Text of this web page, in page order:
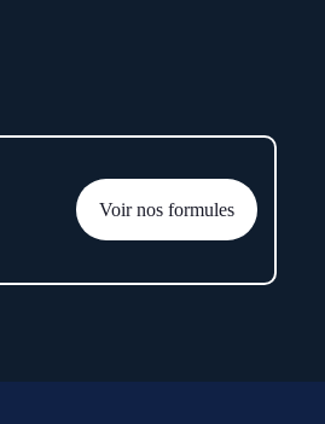
Voir nos formules